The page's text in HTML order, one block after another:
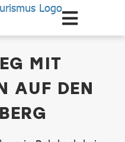
MIT
AUF DEN